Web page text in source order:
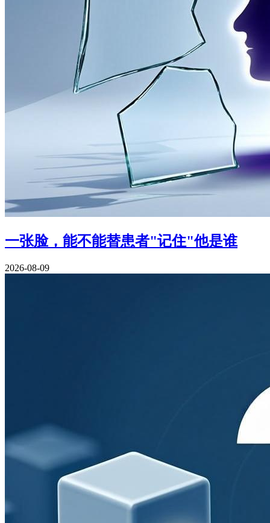
一张脸，能不能替患者"记住"他是谁
2026-08-09